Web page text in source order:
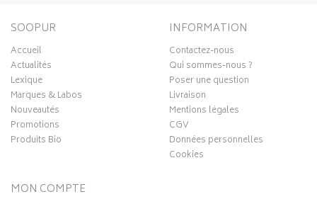
SOOPUR
Accueil
Actualités
Lexique
Marques & Labos
Nouveautés
Promotions
Produits Bio
INFORMATION
Contactez-nous
Qui sommes-nous ?
Poser une question
Livraison
Mentions légales
CGV
Données personnelles
Cookies
MON COMPTE